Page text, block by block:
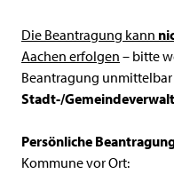
Die Beantragung kann
Aachen erfolgen – bitte
Beantragung unmittelbar
Stadt-/
Persönliche
Kommune vor Ort: